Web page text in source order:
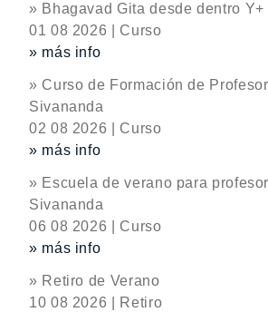
» Bhagavad Gita desde dentro Y+
01 08 2026 | Curso
» más info
» Curso de Formación de
Sivananda
02 08 2026 | Curso
» más info
» Escuela de verano para
Sivananda
06 08 2026 | Curso
» más info
» Retiro de Verano
10 08 2026 | Retiro